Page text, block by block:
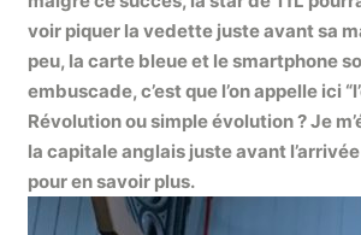
voir piquer la vedette juste avant sa
peu, la carte bleue et le smartphone
embuscade, c’est que l’on appelle ici
Révolution ou simple évolution ? Je
la capitale anglais juste avant
pour en savoir plus.